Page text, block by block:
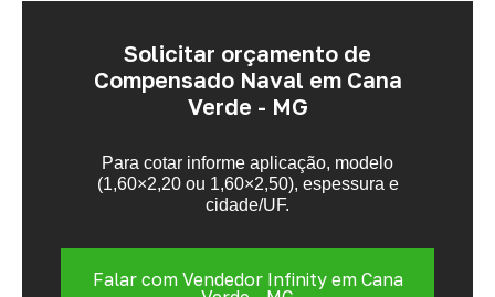
Solicitar orçamento de
Compensado Naval em Cana
Verde - MG
Para cotar informe aplicação, modelo
(1,60×2,20 ou 1,60×2,50), espessura e
cidade/UF.
Falar com Vendedor Infinity em Cana